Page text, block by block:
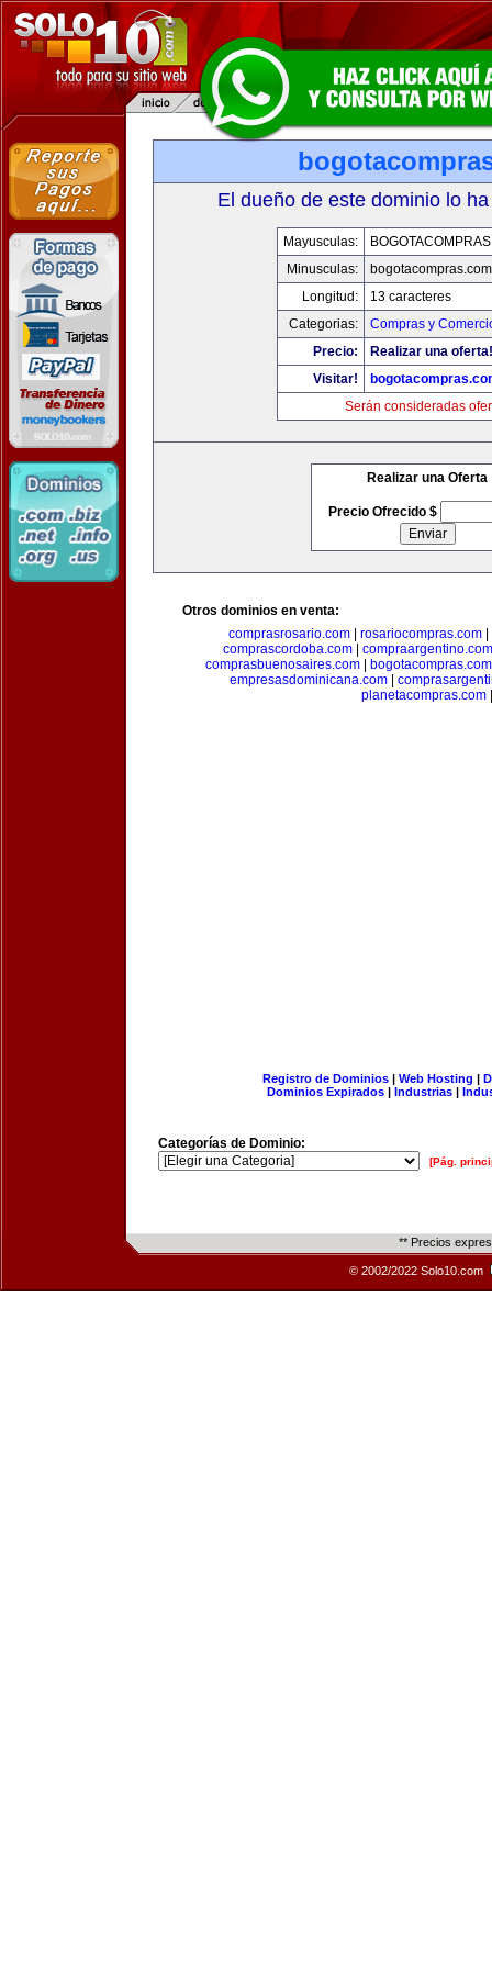
El dueño de este dominio lo
Mayusculas:
Minusculas:
bogotacompras.com
Longitud:
13 caracteres
Categorias:
Compras y
Precio:
Realizar una oferta!
Visitar!
Serán consideradas
Realizar una Oferta
Precio Ofrecido $
Otros dominios en venta:
comprasrosario.com
rosariocompras.com
comprascordoba.com
compraargentino.com
comprasbuenosaires.com
bogotacompras.com
empresasdominicana.com|
planetacompras.com
Registro de Dominios| Web Hosting |
Dominios Expirados | Industrias |
Categorías de Dominio:
[Pág.
** Precios
© 2002/2022 Solo10.com